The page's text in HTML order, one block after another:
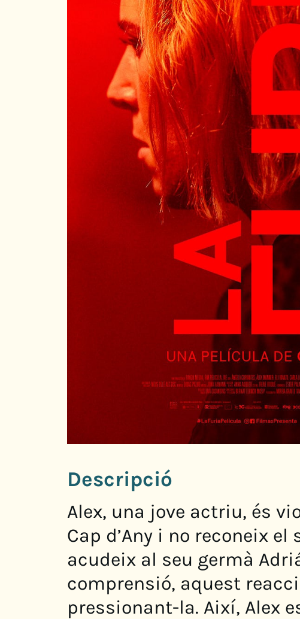
Descripció
Alex, una jove actriu, és
Cap d’Any i no reconeix el
acudeix al seu germà
comprensió, aquest
pressionant-la. Així, Alex